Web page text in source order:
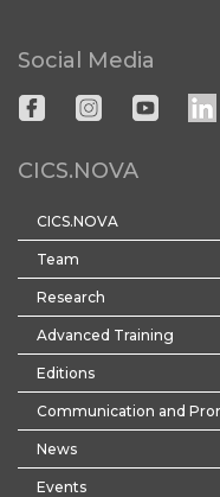
Social Media
CICS.NOVA
CICS.NOVA
Team
Research
Advanced Training
Editions
Communication and
News
Events